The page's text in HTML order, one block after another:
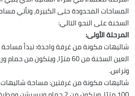
المساحات المحدودة حتى الكبيرة، وتأتي
السخنة على النحو التالي:
المرحلة الأولى:
شاليهات مكونة من غرفة واحدة: تبدأ
العين السخنة من 60 مترًا،
وتراس.
شاليهات مكونة من غرفتين: مساحة